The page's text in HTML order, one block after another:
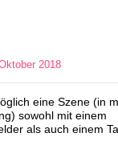
2018
eine Szene (in
sowohl mit einem
als auch einem